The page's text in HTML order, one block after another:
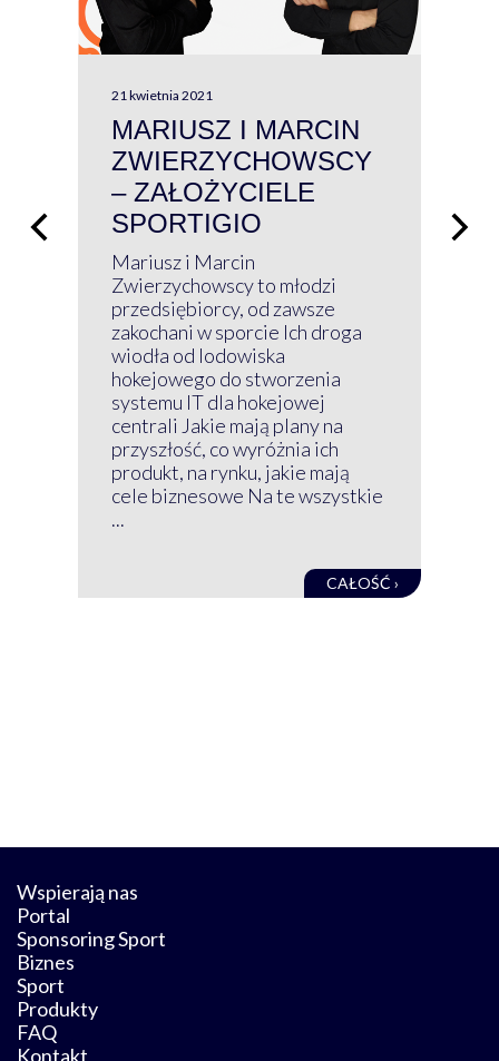
21 kwietnia 2021
MARIUSZ I MARCIN
ZWIERZYCHOWSCY
– ZAŁOŻYCIELE
SPORTIGIO
Mariusz i Marcin
Zwierzychowscy to młodzi
przedsiębiorcy, od zawsze
zakochani w sporcie Ich droga
wiodła od lodowiska
hokejowego do stworzenia
systemu IT dla hokejowej
centrali Jakie mają plany na
przyszłość, co wyróżnia ich
produkt, na rynku, jakie mają
cele biznesowe Na te wszystkie
...
CAŁOŚĆ ›
Wspierają nas
Portal
Sponsoring Sport
Biznes
Sport
Produkty
FAQ
Kontakt